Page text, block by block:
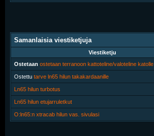
Samanlaisia viestiketjuja
Viestiketju
Ostetaan ostetaan terranoon kattoteline/valoteline katolle
Ostettu tarve ln65 hilun takakardaanille
Ln65 hilun turbotus
Ln65 hilun etujarruletkut
O:ln65:n xtracab hilun vas. sivulasi